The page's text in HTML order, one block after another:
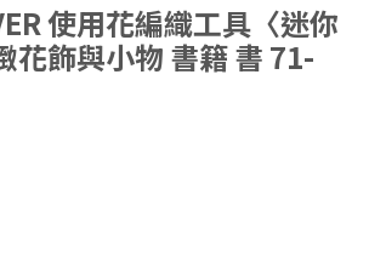
使用花編織工具〈迷你
花飾與小物 書籍 書 71-